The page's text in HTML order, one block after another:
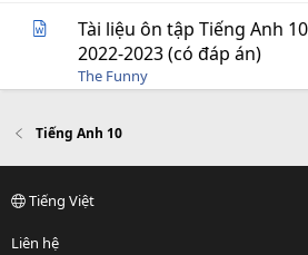
Tài liệu ôn tập Tiếng Anh
2022-2023 (có đáp án)
The Funny
Tiếng Anh 10
Tiếng Việt
Liên hệ